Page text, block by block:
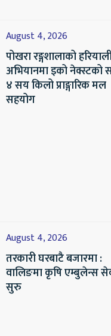
August 4, 2026
पोखरा रङ्गशालाको
अभियानमा इको नेक्स्टको
४ सय किलो प्राङ्गारिक मल
सहयोग
August 4, 2026
तरकारी घरबाटै बजारमा :
वालिङमा कृषि एम्बुलेन्स
सुरु